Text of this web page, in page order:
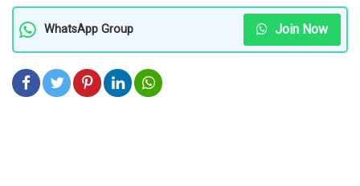
WhatsApp Group Join Now